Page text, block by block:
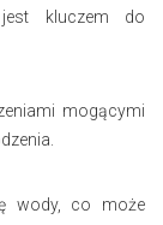
kluczem do
mogącymi
wody, co może